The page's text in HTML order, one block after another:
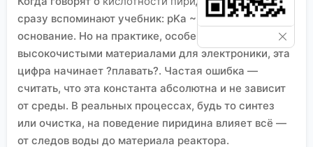
сразу вспоминают учебник: pKa ~5.2, слабое
основание. Но на практике, особенно при работе с
высокочистыми материалами для электроники, эта
цифра начинает ?плавать?. Частая ошибка —
считать, что эта константа абсолютна и не зависит
от среды. В реальных процессах, будь то синтез
или очистка, на поведение пиридина влияет всё —
от следов воды до материала реактора.